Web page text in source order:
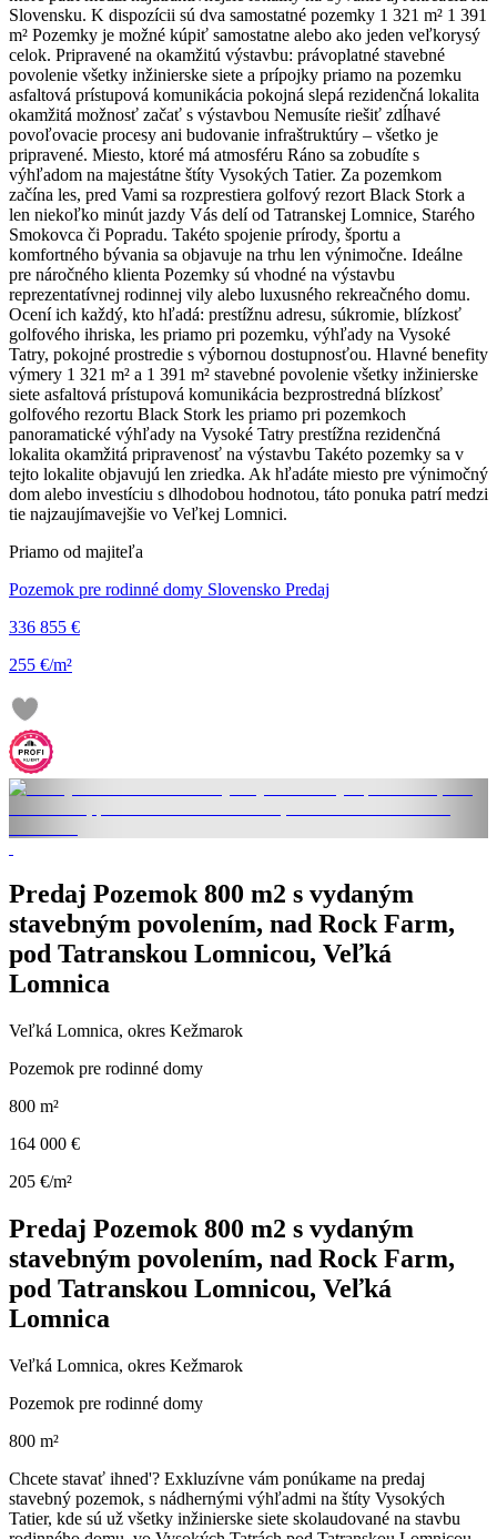
Slovensku. K dispozícii sú dva samostatné pozemky 1 321 m² 1 391
m² Pozemky je možné kúpiť samostatne alebo ako jeden veľkorysý
celok. Pripravené na okamžitú výstavbu: právoplatné stavebné
povolenie všetky inžinierske siete a prípojky priamo na pozemku
asfaltová prístupová komunikácia pokojná slepá rezidenčná lokalita
okamžitá možnosť začať s výstavbou Nemusíte riešiť zdĺhavé
povoľovacie procesy ani budovanie infraštruktúry – všetko je
pripravené. Miesto, ktoré má atmosféru Ráno sa zobudíte s
výhľadom na majestátne štíty Vysokých Tatier. Za pozemkom
začína les, pred Vami sa rozprestiera golfový rezort Black Stork a
len niekoľko minút jazdy Vás delí od Tatranskej Lomnice, Starého
Smokovca či Popradu. Takéto spojenie prírody, športu a
komfortného bývania sa objavuje na trhu len výnimočne. Ideálne
pre náročného klienta Pozemky sú vhodné na výstavbu
reprezentatívnej rodinnej vily alebo luxusného rekreačného domu.
Ocení ich každý, kto hľadá: prestížnu adresu, súkromie, blízkosť
golfového ihriska, les priamo pri pozemku, výhľady na Vysoké
Tatry, pokojné prostredie s výbornou dostupnosťou. Hlavné benefity
výmery 1 321 m² a 1 391 m² stavebné povolenie všetky inžinierske
siete asfaltová prístupová komunikácia bezprostredná blízkosť
golfového rezortu Black Stork les priamo pri pozemkoch
panoramatické výhľady na Vysoké Tatry prestížna rezidenčná
lokalita okamžitá pripravenosť na výstavbu Takéto pozemky sa v
tejto lokalite objavujú len zriedka. Ak hľadáte miesto pre výnimočný
dom alebo investíciu s dlhodobou hodnotou, táto ponuka patrí medzi
tie najzaujímavejšie vo Veľkej Lomnici.
Priamo od majiteľa
Pozemok pre rodinné domy Slovensko Predaj
336 855 €
255 €/m²
Predaj Pozemok 800 m2 s vydaným
stavebným povolením, nad Rock Farm,
pod Tatranskou Lomnicou, Veľká
Lomnica
Veľká Lomnica, okres Kežmarok
Pozemok pre rodinné domy
800 m²
164 000 €
205 €/m²
Predaj Pozemok 800 m2 s vydaným
stavebným povolením, nad Rock Farm,
pod Tatranskou Lomnicou, Veľká
Lomnica
Veľká Lomnica, okres Kežmarok
Pozemok pre rodinné domy
800 m²
Chcete stavať ihned'? Exkluzívne vám ponúkame na predaj
stavebný pozemok, s nádhernými výhľadmi na štíty Vysokých
Tatier, kde sú už všetky inžinierske siete skolaudované na stavbu